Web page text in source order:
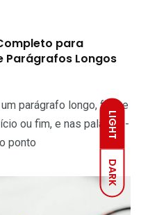
LIGHT
DARK
para
Parágrafos Longos
parágrafo longo, foque
ou fim, e nas palavras-
ponto